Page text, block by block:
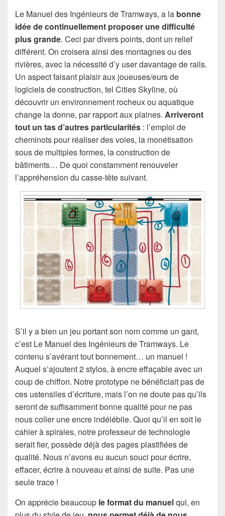
Le Manuel des Ingénieurs de Tramways, a la bonne
idée de continuellement proposer une difficulté
plus grande. Ceci par divers points, dont un relief
différent. On croisera ainsi des montagnes ou des
rivières, avec la nécessité d’y user davantage de rails.
Un aspect faisant plaisir aux joueuses/eurs de
logiciels de construction, tel Cities Skyline, où
découvrir un environnement rocheux ou aquatique
change la donne, par rapport aux plaines. Arriveront
tout un tas d’autres particularités : l’emploi de
cheminots pour réaliser des voies, la monétisation
sous de multiples formes, la construction de
bâtiments… De quoi constamment renouveler
l’appréhension du casse-tête suivant.
S’il y a bien un jeu portant son nom comme un gant,
c’est Le Manuel des Ingénieurs de Tramways. Le
contenu s’avérant tout bonnement… un manuel !
Auquel s’ajoutent 2 stylos, à encre effaçable avec un
coup de chiffon. Notre prototype ne bénéficiait pas de
ces ustensiles d’écriture, mais l’on ne doute pas qu’ils
seront de suffisamment bonne qualité pour ne pas
nous coller une encre indélébile. Quoi qu’il en soit le
cahier à spirales, notre professeur de technologie
serait fier, possède déjà des pages plastifiées de
qualité. Nous n’avons eu aucun souci pour écrire,
effacer, écrire à nouveau et ainsi de suite. Pas une
seule trace !
On apprécie beaucoup le format du manuelqui, en